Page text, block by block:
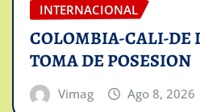
INTERNACIONAL
COLOMBIA-CALI-DE
TOMA DE POSESION
Vimag Ago 8, 2026